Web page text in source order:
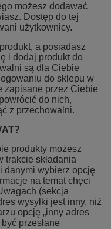
możesz dodawać
Dostęp do tej
użytkownicy.
a posiadasz
i dodaj produkt do
są dla Ciebie
do sklepu w
zapisane przez Ciebie
do nich,
z przechowalni.
produkty możesz
trakcie składania
danymi wybierz opcję
na temat chęci
(sekcja
wysyłki jest inny, niż
opcję „inny adres
przesłane